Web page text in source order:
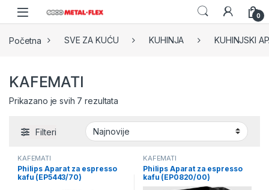
Skip to navigation
Skip to content
0
Početna SVE ZA KUĆU KUHINJA KUHINJSKI
KAFEMATI
Prikazano je svih 7 rezultataSorted by latest
Filteri
KAFEMATI
Philips Aparat za espresso
kafu (EP5443/70)
KAFEMATI
Philips Aparat za espresso
kafu (EP0820/00)